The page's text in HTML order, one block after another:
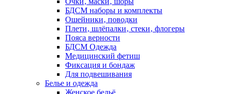
БДСМ наборы и комплекты
Ошейники‚ поводки
Плети‚ шлёпалки‚ стеки‚ флогеры
Пояса верности
БДСМ Одежда
Медицинский фетиш
Фиксация и бондаж
Для подвешивания
Белье и одежда
Женское бельё